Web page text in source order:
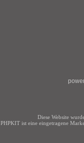
Diese Website
PHPKIT ist eine eingetragene